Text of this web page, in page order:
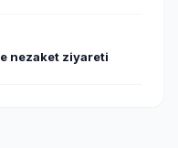
nezaket ziyareti